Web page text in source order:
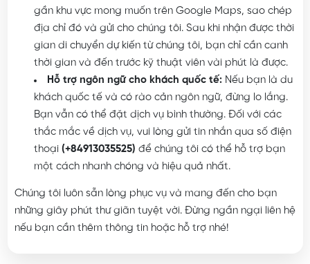
gần khu vực mong muốn trên Google Maps, sao chép
địa chỉ đó và gửi cho chúng tôi. Sau khi nhận được thời
gian di chuyển dự kiến từ chúng tôi, bạn chỉ cần canh
thời gian và đến trước kỹ thuật viên vài phút là được.
Hỗ trợ ngôn ngữ cho khách quốc tế:Nếu bạn là du
khách quốc tế và có rào cản ngôn ngữ, đừng lo lắng.
Bạn vẫn có thể đặt dịch vụ bình thường. Đối với các
thắc mắc về dịch vụ, vui lòng gửi tin nhắn qua số điện
thoại (+84913035525) để chúng tôi có thể hỗ trợ bạn
một cách nhanh chóng và hiệu quả nhất.
Chúng tôi luôn sẵn lòng phục vụ và mang đến cho bạn
những giây phút thư giãn tuyệt vời. Đừng ngần ngại liên hệ
nếu bạn cần thêm thông tin hoặc hỗ trợ nhé!